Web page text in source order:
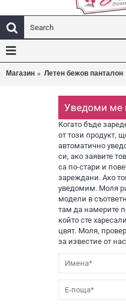
Магазин Летен бежов панталон
Уведоми ме
Когато бъде
от този продукт,
автоматично
си, ако заявите
са по-стари и
зареждани. Ако
уведомим. Моля
модели в
там да намерите
който сте
цвят. Моля,
за известие от